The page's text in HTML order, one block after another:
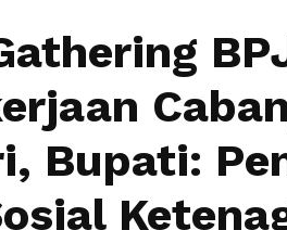
Bupati: